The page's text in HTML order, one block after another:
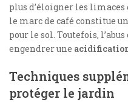
plus d’éloigner les
le marc de café constitue
pour le sol. Toutefois,
engendrer une
Techniques
protéger le jardin